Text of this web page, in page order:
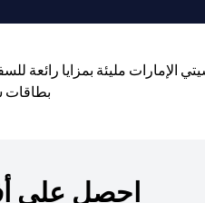
الإمارات مليئة بمزايا رائعة
بطاقات
احصل على